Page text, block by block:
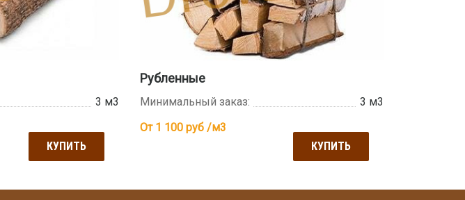
3 м3
КУПИТЬ
Рубленные
Минимальный заказ:
3 м3
От 1 100руб /м3
КУПИТЬ